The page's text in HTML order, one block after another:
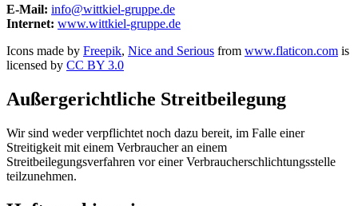
E-Mail: info@wittkiel-gruppe.de
Internet: www.wittkiel-gruppe.de
Icons made by Freepik, Nice and Serious from www.flaticon.com is
licensed by CC BY 3.0
Außergerichtliche Streitbeilegung
Wir sind weder verpflichtet noch dazu bereit, im Falle einer
Streitigkeit mit einem Verbraucher an einem
Streitbeilegungsverfahren vor einer Verbraucherschlichtungsstelle
teilzunehmen.